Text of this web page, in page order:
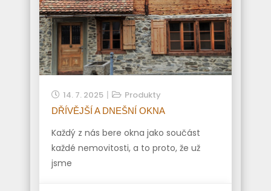
14. 7. 2025 Produkty
DŘÍVĚJŠÍ A DNEŠNÍ OKNA
Každý z nás bere okna jako součást
každé nemovitosti, a to proto, že už
jsme